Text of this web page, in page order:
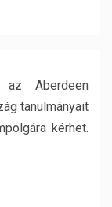
Aberdeen
tanulmányait
kérhet.